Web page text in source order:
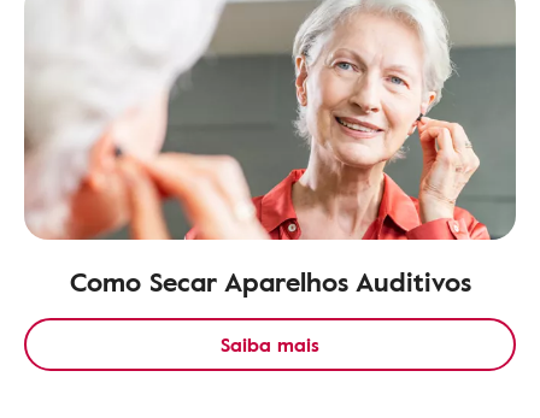
Como Secar Aparelhos Auditivos
Saiba mais